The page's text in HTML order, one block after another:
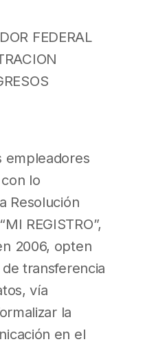
FEDERAL
empleadores
lo
Resolución
REGISTRO”,
2006, opten
transferencia
vía
la
en el